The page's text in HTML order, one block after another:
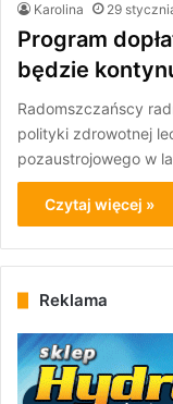
Karolina 29
Program
będzie
Radomszczańscy
polityki zdrowotnej
pozaustrojowego w
Czytaj więcej »
Reklama